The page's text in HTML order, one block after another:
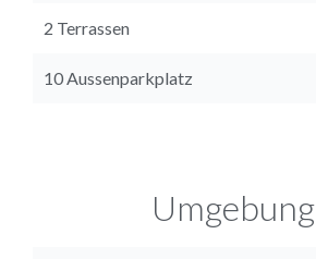
2 Terrassen
10 Aussenparkplatz
Umgebung